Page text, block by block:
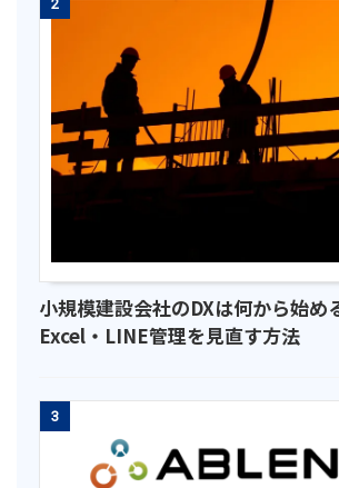
2
小規模建設会社のDXは何から始め
Excel・LINE管理を見直す方法
3